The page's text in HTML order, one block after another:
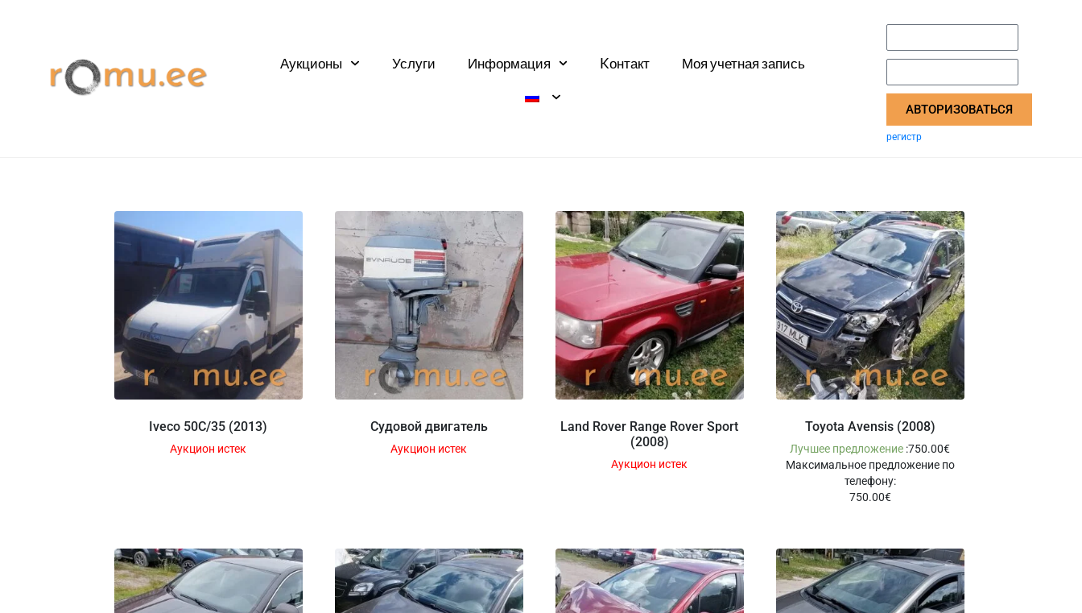
Аукционы Услуги Информация Kонтакт Моя учетная запись
АВТОРИЗОВАТЬСЯ
регистр
Iveco 50C/35 (2013)
Аукцион истек
Судовой двигатель
Аукцион истек
Land Rover Range Rover Sport
(2008)
Аукцион истек
Toyota Avensis (2008)
Лучшее предложение :750.00€
Максимальное предложение по
телефону:
750.00€